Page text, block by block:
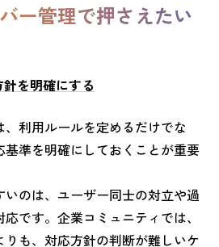
ー管理で押さえたい
を明確にする
利用ルールを定めるだけでな
基準を明確にしておくことが重要
のは、ユーザー同士の対立や過
です。企業コミュニティでは、
も、対応方針の判断が難しいケ